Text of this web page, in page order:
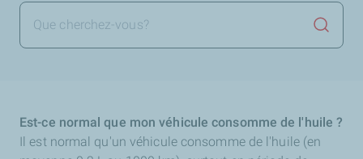
Est-ce normal que mon véhicule consomme de l'huile ?
Il est normal qu'un véhicule consomme de l'huile (en